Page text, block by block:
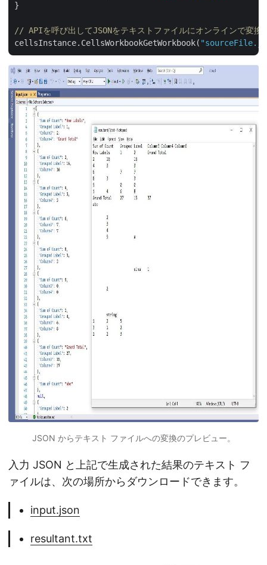
}
// APIを呼び出してJSONをテキストファイルにオンラインで変換
cellsInstance.CellsWorkbookGetWorkbook(
JSON からテキスト ファイルへの変換のプレビュー。
入力 JSON と上記で生成された結果のテキスト フ
ァイルは、次の場所からダウンロードできます。
input.json
resultant.txt